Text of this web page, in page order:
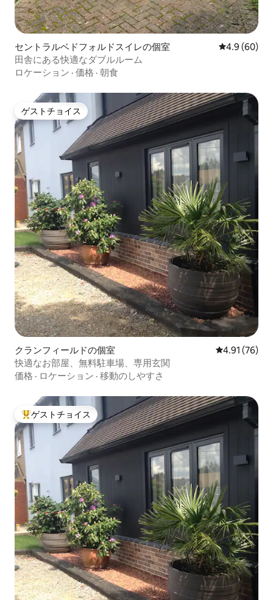
セントラルベドフォルドスイレの個室 レビュー60
4.9 (60)
田舎にある快適なダブルルーム
ロケーション · 価格 · 朝食
ゲストチョイス
ゲストチョイス
クランフィールドの個室 レビュー76
4.91 (76)
快適なお部屋、無料駐車場、専用玄関
価格 · ロケーション · 移動のしやすさ
大好評のゲストチョイスです。
ゲストチョイス